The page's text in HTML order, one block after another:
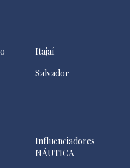
Itajaí
Salvador
Influenciadores
NÁUTICA